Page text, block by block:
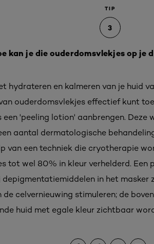
TIP
3
kan je die ouderdomsvlekjes op je
hydrateren en kalmeren van je huid
ouderdomsvlekjes effectief kunt
'peeling lotion' aanbrengen.
aantal dermatologische
van een techniek die cryotherapie
tot wel 80% in kleur verhelderd. Een
in het
celvernieuwing stimuleren; de
huid met egale kleur zichtbaar